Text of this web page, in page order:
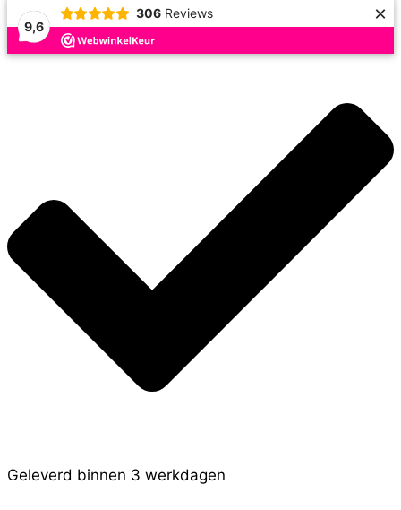
9,6
306 Reviews ×
Geleverd binnen 3 werkdagen